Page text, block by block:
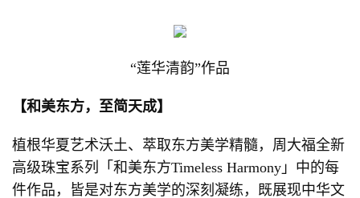
“莲华清韵”作品
【和美东方，至简天成】
植根华夏艺术沃土、萃取东方美学精髓，周大福全新
高级珠宝系列「和美东方Timeless Harmony」中的每
件作品，皆是对东方美学的深刻凝练，既展现中华文